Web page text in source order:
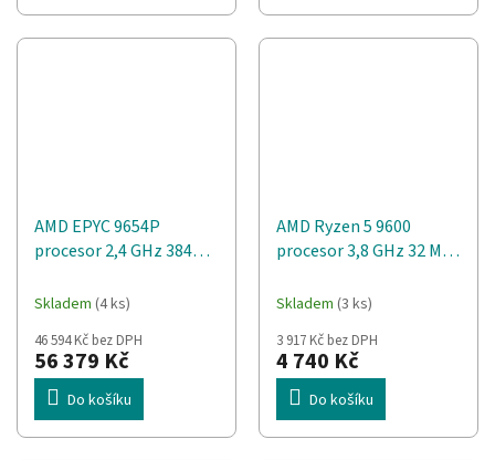
AMD EPYC 9654P
procesor 2,4 GHz 384
Skladem (4 ks)
46 594 Kč bez DPH
56 379 Kč
Do košíku
AMD Ryzen 5 9600
procesor 3,8 GHz 32 MB
Skladem (3 ks)
3 917 Kč bez DPH
4 740 Kč
Do košíku